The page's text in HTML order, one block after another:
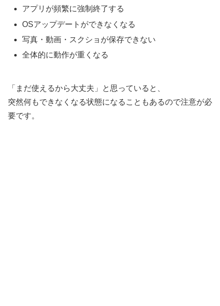
アプリが頻繁に強制終了する
OSアップデートができなくなる
写真・動画・スクショが保存できない
全体的に動作が重くなる
「まだ使えるから大丈夫」と思っていると、
突然何もできなくなる状態になることもあるので注意が必
要です。